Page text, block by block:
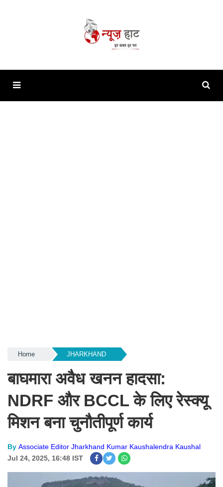
Home JHARKHAND
बाघमारा अवैध खनन हादसा:
NDRF और BCCL के लिए रेस्क्यू
मिशन बना चुनौतीपूर्ण कार्य
By Associate Editor Jharkhand Kumar Kaushalendra Kaushal
Jul 24, 2025, 16:48 IST